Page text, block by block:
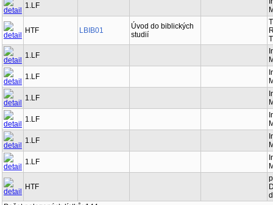
1.LF
HTF LBIB01
Úvod do biblických
studií
1.LF
1.LF
1.LF
1.LF
1.LF
1.LF
HTF